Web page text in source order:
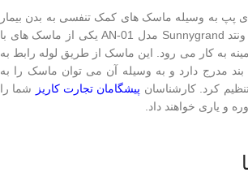
پپ به وسیله ماسک های کمک تنفسی به بدن بیمار
متصل می شوند. ماسک ونتد Sunnygrand مدل AN-01 یکی از ماسک های با
به کار می رود. این ماسک از طریق لوله رابط به
مدرج دارد و به وسیله آن می توان ماسک را به
کرد. کارشناسان پیشگامان تجارت کاریز
شما را
و یاری خواهند داد.